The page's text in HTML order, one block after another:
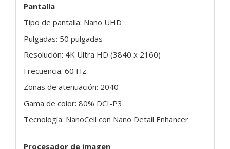
Pantalla
Tipo de pantalla: Nano UHD
Pulgadas: 50 pulgadas
Resolución: 4K Ultra HD (3840 x 2160)
Frecuencia: 60 Hz
Zonas de atenuación: 2040
Gama de color: 80% DCI-P3
Tecnología: NanoCell con Nano Detail Enhancer
Procesador de imagen